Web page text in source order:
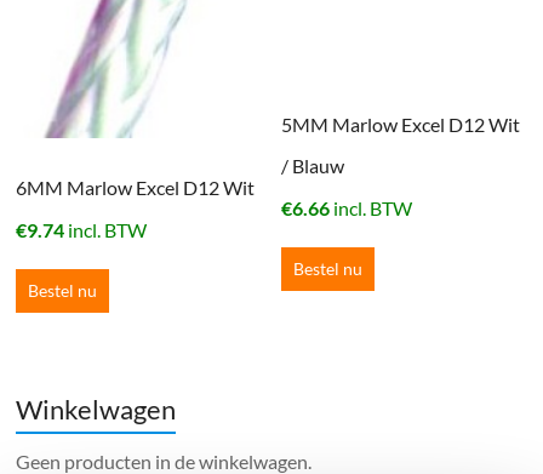
6MM Marlow Excel D12 Wit
€9.74 incl. BTW
Bestel nu
5MM Marlow Excel D12 Wit
/ Blauw
€6.66 incl. BTW
Bestel nu
Winkelwagen
Geen producten in de winkelwagen.